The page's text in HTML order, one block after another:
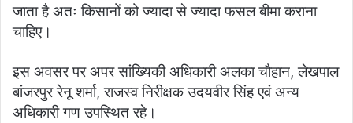
जाता है अतः किसानों को ज्यादा से ज्यादा फसल बीमा कराना
चाहिए।
इस अवसर पर अपर सांख्यिकी अधिकारी अलका चौहान, लेखपाल
बांजरपुर रेनू शर्मा, राजस्व निरीक्षक उदयवीर सिंह एवं अन्य
अधिकारी गण उपस्थित रहे।